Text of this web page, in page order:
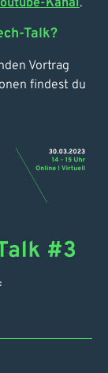
Kanal.
Talk?
Vortrag
findest du